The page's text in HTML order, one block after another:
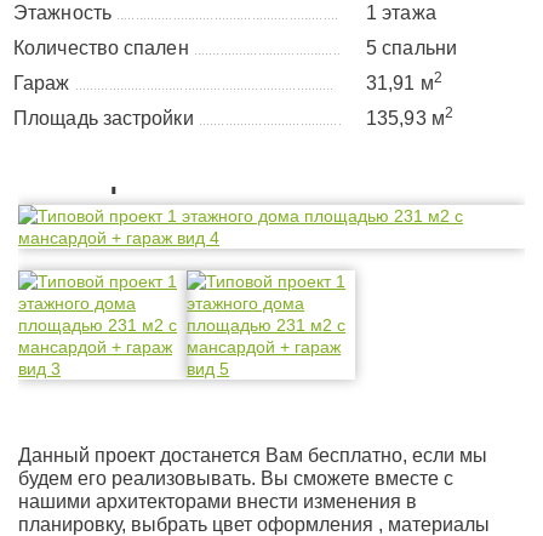
Этажность
1 этажа
Количество спален
5 спальни
Гараж
31,91 м2
Площадь застройки 135,93 м2
Данный проект достанется Вам бесплатно, если мы
будем его реализовывать. Вы сможете вместе с
нашими архитекторами внести изменения в
планировку, выбрать цвет оформления , материалы